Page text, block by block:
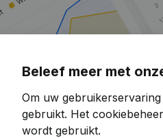
gegevensvan Kazemier
Beleef meer met
Om uw
gebruikt. Het cookiebeheer
wordt gebruikt.